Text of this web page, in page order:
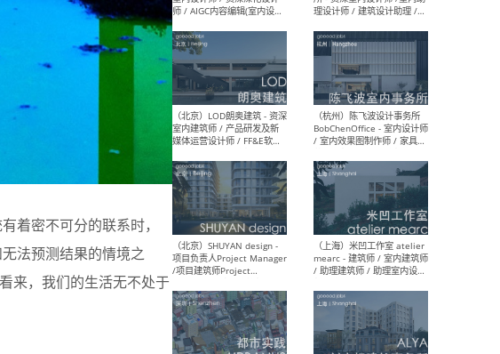
着密不可分的联系时，
法预测结果的情境之
来，我们的生活无不处于
（南京/淮安）江苏美城建筑
规划设计院有限公司 - 建筑方
案设计师 / 商务经理 / 暖通
设计师 / 造价工程师
（大理）之间建筑
ArCONNECT – 项目建筑师 /
建筑师 / 助理建筑师 / 室内
设计师 / 实习生